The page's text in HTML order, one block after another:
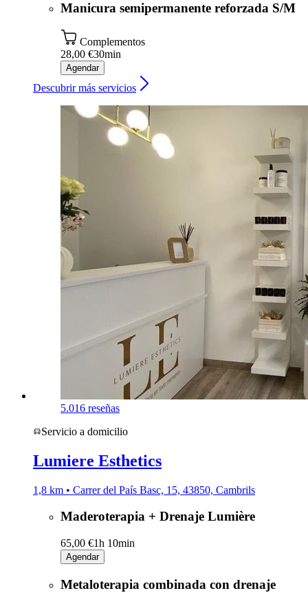
Manicura semipermanente reforzada S/M
Complementos
28,00 €30min
Agendar
Descubrir más servicios
5.016 reseñas
Servicio a domicilio
Lumiere Esthetics
1,8 km • Carrer del País Basc, 15, 43850, Cambrils
Maderoterapia + Drenaje Lumière
65,00 €1h 10min
Agendar
Metaloterapia combinada con drenaje